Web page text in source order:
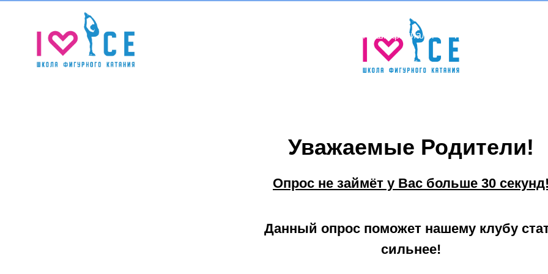
Наши филиалы Тренеры
Уважаемые Родители!
Опрос не займёт у Вас больше 30 секунд!
Данный опрос поможет нашему клубу
сильнее!